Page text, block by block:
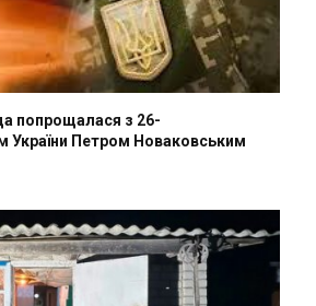
попрощалася з 26-
України Петром Новаковським